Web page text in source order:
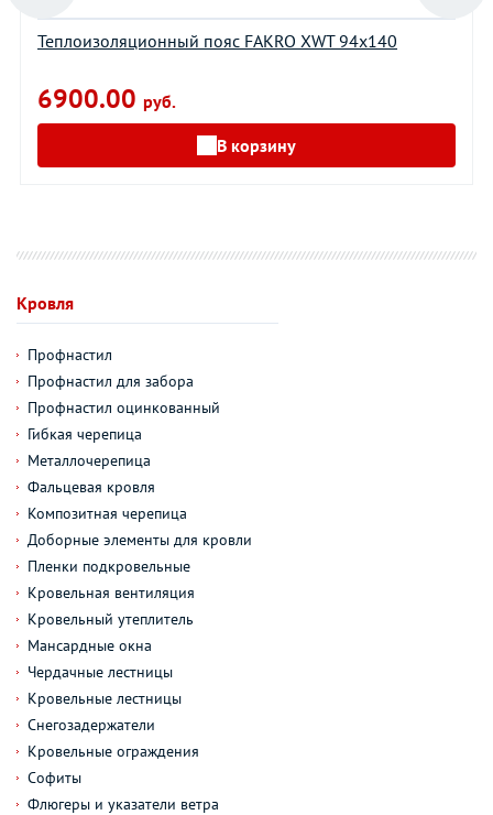
Теплоизоляционный пояс FAKRO XWT 94х140
6900.00 руб.
В корзину
Кровля
Профнастил
Профнастил для забора
Профнастил оцинкованный
Гибкая черепица
Металлочерепица
Фальцевая кровля
Композитная черепица
Доборные элементы для кровли
Пленки подкровельные
Кровельная вентиляция
Кровельный утеплитель
Мансардные окна
Чердачные лестницы
Кровельные лестницы
Снегозадержатели
Кровельные ограждения
Софиты
Флюгеры и указатели ветра